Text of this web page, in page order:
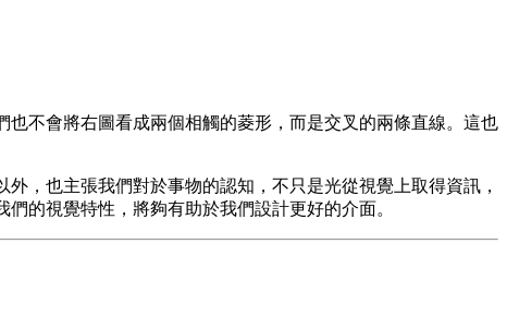
不會將右圖看成兩個相觸的菱形，而是交叉的兩條直線。這也
，也主張我們對於事物的認知，不只是光從視覺上取得資訊，
的視覺特性，將夠有助於我們設計更好的介面。